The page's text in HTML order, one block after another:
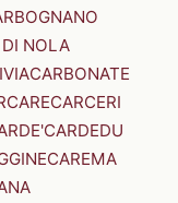
NOLA
CARBONATE
CARCERI
CARDEDU
CAREMA